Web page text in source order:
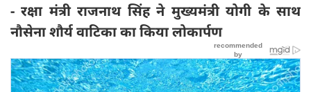
- रक्षा मंत्री राजनाथ सिंह ने मुख्यमंत्री योगी के साथ
नौसेना शौर्य वाटिका का किया लोकार्पण